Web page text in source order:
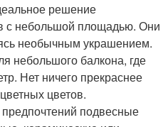
решение
с небольшой площадью. Они
необычным украшением.
небольшого балкона, где
Нет ничего прекраснее
цветов.
подвесные